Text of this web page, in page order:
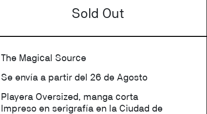
Sold Out
The Magical Source
Se envía a partir del 26 de Agosto
Playera Oversized, manga corta
Impreso en serigrafía en la Ciudad de